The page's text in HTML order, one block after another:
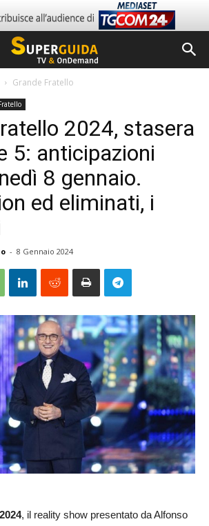
Grande Fratello
2024, stasera
5: anticipazioni
8 gennaio.
ed eliminati, i
- 8 Gennaio 2024
, il reality show presentato da Alfonso